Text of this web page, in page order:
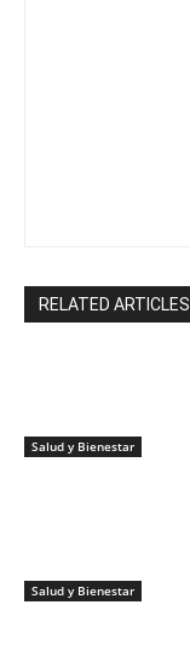
RELATED ARTICLES
Salud y Bienestar
Salud y Bienestar